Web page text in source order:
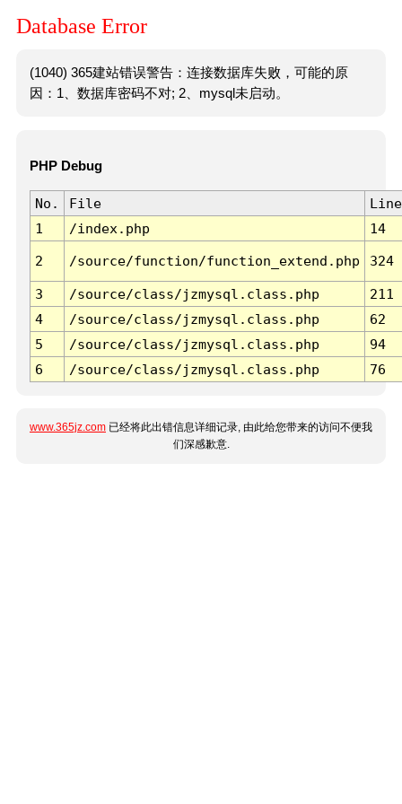
Database Error
(1040) 365建站错误警告：连接数据库失败，可能的原
因：1、数据库密码不对; 2、mysql未启动。
PHP Debug
No. File
Line
1
/index.php 14
2 /source/function/function_extend.php 324
3 /source/class/jzmysql.class.php
211
4
/source/class/jzmysql.class.php
62
5
/source/class/jzmysql.class.php
94
6
/source/class/jzmysql.class.php 76
www.365jz.com 已经将此出错信息详细记录, 由此给您带来的访问不便我
们深感歉意.